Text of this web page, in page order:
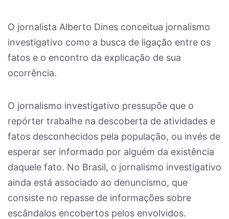
O jornalista Alberto Dines conceitua jornalismo
investigativo como a busca de ligação entre os
fatos e o encontro da explicação de sua
ocorrência.
O jornalismo investigativo pressupõe que o
repórter trabalhe na descoberta de atividades e
fatos desconhecidos pela população, ou invés de
esperar ser informado por alguém da existência
daquele fato. No Brasil, o jornalismo investigativo
ainda está associado ao denuncismo, que
consiste no repasse de informações sobre
escândalos encobertos pelos envolvidos.